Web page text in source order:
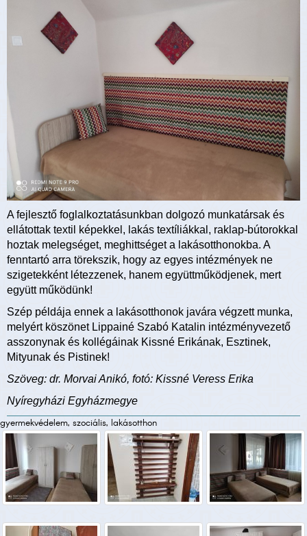
A fejlesztő foglalkoztatásunkban dolgozó munkatársak és
ellátottak textil képekkel, lakás textíliákkal, raklap-bútorokkal
hoztak melegséget, meghittséget a lakásotthonokba. A
fenntartó arra törekszik, hogy az egyes intézmények ne
szigetekként létezzenek, hanem együttműködjenek, mert
együtt működünk!
Szép példája ennek a lakásotthonok javára végzett munka,
melyért köszönet Lippainé Szabó Katalin intézményvezető
asszonynak és kollégáinak Kissné Erikának, Esztinek,
Mityunak és Pistinek!
Szöveg: dr. Morvai Anikó, fotó: Kissné Veress Erika
Nyíregyházi Egyházmegye
gyermekvédelem, szociális, lakásotthon